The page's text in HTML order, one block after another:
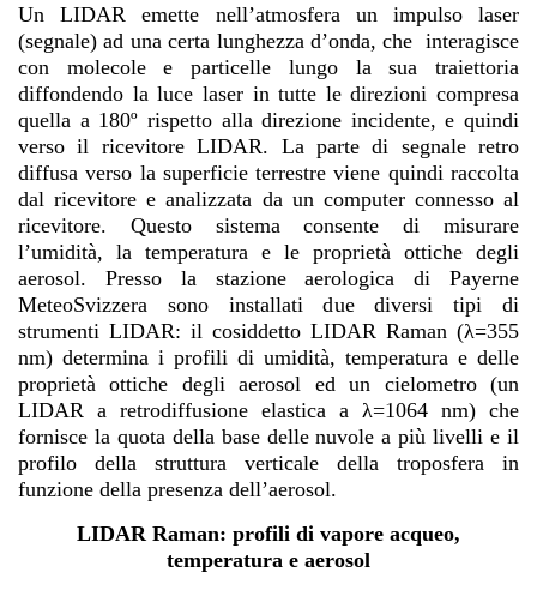
Un LIDAR emette nell’atmosfera un impulso laser
(segnale) ad una certa lunghezza d’onda, che interagisce
con molecole e particelle lungo la sua traiettoria
diffondendo la luce laser in tutte le direzioni compresa
quella a 180º rispetto alla direzione incidente, e quindi
verso il ricevitore LIDAR. La parte di segnale retro
diffusa verso la superficie terrestre viene quindi raccolta
dal ricevitore e analizzata da un computer connesso al
ricevitore. Questo sistema consente di misurare
l’umidità, la temperatura e le proprietà ottiche degli
aerosol. Presso la stazione aerologica di Payerne
MeteoSvizzera sono installati due diversi tipi di
strumenti LIDAR: il cosiddetto LIDAR Raman (λ=355
nm) determina i profili di umidità, temperatura e delle
proprietà ottiche degli aerosol ed un cielometro (un
LIDAR a retrodiffusione elastica a λ=1064 nm) che
fornisce la quota della base delle nuvole a più livelli e il
profilo della struttura verticale della troposfera in
funzione della presenza dell’aerosol.
LIDAR Raman: profili di vapore acqueo,
temperatura e aerosol